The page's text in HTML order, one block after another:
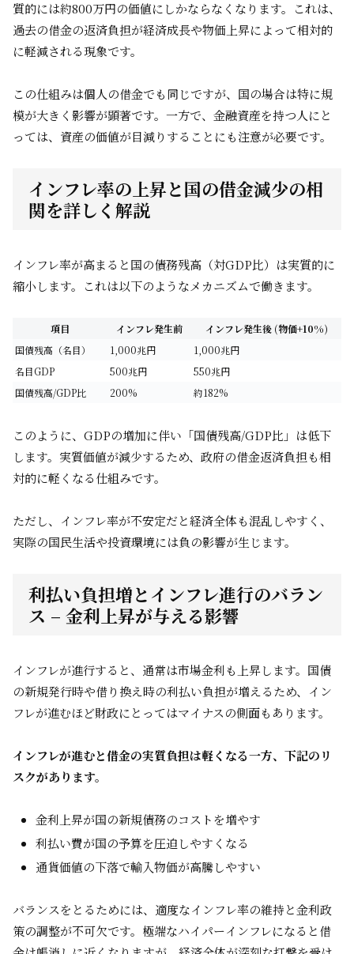
質的には約800万円の価値にしかならなくなります。これは、
過去の借金の返済負担が経済成長や物価上昇によって相対的
に軽減される現象です。
この仕組みは個人の借金でも同じですが、国の場合は特に規
模が大きく影響が顕著です。一方で、金融資産を持つ人にと
っては、資産の価値が目減りすることにも注意が必要です。
インフレ率の上昇と国の借金減少の相
関を詳しく解説
インフレ率が高まると国の債務残高（対GDP比）は実質的に
縮小します。これは以下のようなメカニズムで働きます。
項目 インフレ発生前
インフレ発生後 (物価+10%)
国債残高（名目）
1,000兆円
1,000兆円
名目GDP
500兆円
550兆円
国債残高/GDP比
200% 約182%
このように、GDPの増加に伴い「国債残高/GDP比」は低下
します。実質価値が減少するため、政府の借金返済負担も相
対的に軽くなる仕組みです。
ただし、インフレ率が不安定だと経済全体も混乱しやすく、
実際の国民生活や投資環境には負の影響が生じます。
利払い負担増とインフレ進行のバラン
ス – 金利上昇が与える影響
インフレが進行すると、通常は市場金利も上昇します。国債
の新規発行時や借り換え時の利払い負担が増えるため、イン
フレが進むほど財政にとってはマイナスの側面もあります。
インフレが進むと借金の実質負担は軽くなる一方、下記のリ
スクがあります。
金利上昇が国の新規債務のコストを増やす
利払い費が国の予算を圧迫しやすくなる
通貨価値の下落で輸入物価が高騰しやすい
バランスをとるためには、適度なインフレ率の維持と金利政
策の調整が不可欠です。極端なハイパーインフレになると借